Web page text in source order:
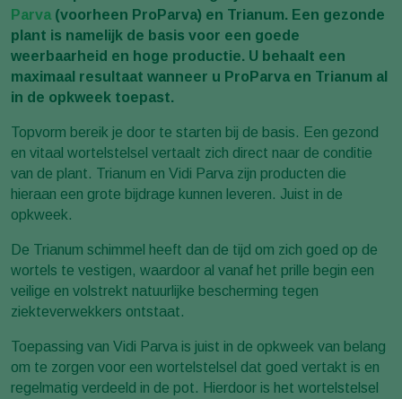
Parva (voorheen ProParva) en Trianum. Een gezonde
plant is namelijk de basis voor een goede
weerbaarheid en hoge productie. U behaalt een
maximaal resultaat wanneer u ProParva en Trianum al
in de opkweek toepast.
Topvorm bereik je door te starten bij de basis. Een gezond
en vitaal wortelstelsel vertaalt zich direct naar de conditie
van de plant. Trianum en Vidi Parva zijn producten die
hieraan een grote bijdrage kunnen leveren. Juist in de
opkweek.
De Trianum schimmel heeft dan de tijd om zich goed op de
wortels te vestigen, waardoor al vanaf het prille begin een
veilige en volstrekt natuurlijke bescherming tegen
ziekteverwekkers ontstaat.
Toepassing van Vidi Parva is juist in de opkweek van belang
om te zorgen voor een wortelstelsel dat goed vertakt is en
regelmatig verdeeld in de pot. Hierdoor is het wortelstelsel